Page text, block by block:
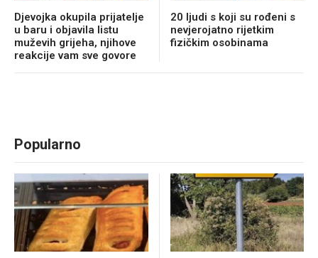
Djevojka okupila prijatelje
u baru i objavila listu
muževih grijeha, njihove
reakcije vam sve govore
20 ljudi s koji su rođeni s
nevjerojatno rijetkim
fizičkim osobinama
Popularno